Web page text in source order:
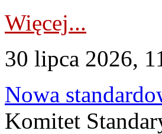
Więcej...
30 lipca 2026,
Nowa
Komitet